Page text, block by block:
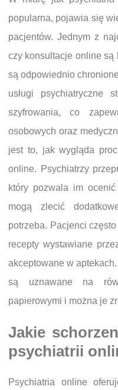
popularna, pojawia się
pacjentów. Jednym z
czy konsultacje online są
są odpowiednio
usługi psychiatryczne
szyfrowania, co
osobowych oraz
jest to, jak wygląda
online. Psychiatrzy
który pozwala im
mogą zlecić
potrzeba. Pacjenci
recepty wystawiane
akceptowane w
są uznawane na
papierowymi i można je
Jakie
psychiatrii
Psychiatria online